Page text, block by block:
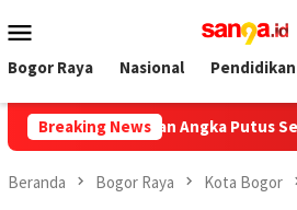
ke
kontenMobile
Bogor Raya Nasional Pendidikan
Breaking News
Tekan Angka Putus Sekolah
Beranda Bogor Raya Kota Bogor